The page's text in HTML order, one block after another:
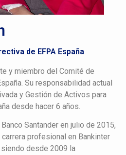
de EFPA España
y miembro del Comité de
Su responsabilidad actual
y Gestión de Activos para
desde hacer 6 años.
Santander en julio de 2015,
profesional en Bankinter
desde 2009 la